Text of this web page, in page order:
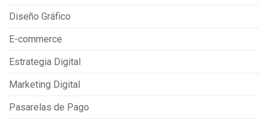
Diseño Gráfico
E-commerce
Estrategia Digital
Marketing Digital
Pasarelas de Pago